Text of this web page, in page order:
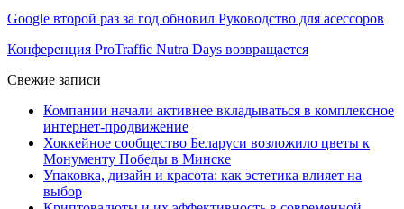
Google второй раз за год обновил Руководство для асессоров
Конференция ProTraffic Nutra Days возвращается
Свежие записи
Компании начали активнее вкладываться в комплексное
интернет-продвижение
Хоккейное сообщество Беларуси возложило цветы к
Монументу Победы в Минске
Упаковка, дизайн и красота: как эстетика влияет на
выбор